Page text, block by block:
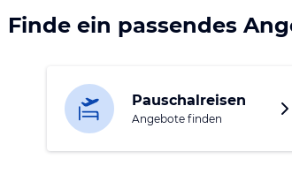
Finde ein passendes
Pauschalreisen
Angebote finden